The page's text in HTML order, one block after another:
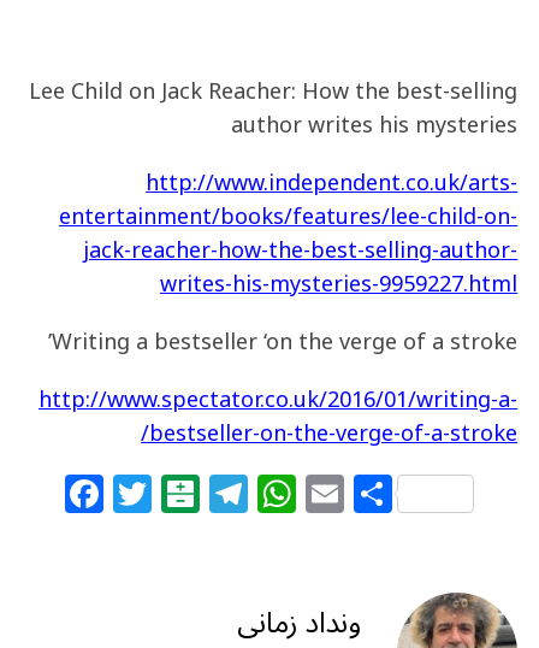
Lee Child on Jack Reacher: How the best-selling
author writes his mysteries
http://www.independent.co.uk/arts-
entertainment/books/features/lee-child-on-
jack-reacher-how-the-best-selling-author-
writes-his-mysteries-9959227.html
Writing a bestseller ‘on the verge of a stroke’
http://www.spectator.co.uk/2016/01/writing-a-
bestseller-on-the-verge-of-a-stroke/
F
a T
w B
al T
el
g
W
h
s
E
m
l
S
h
e ونداد زمانی